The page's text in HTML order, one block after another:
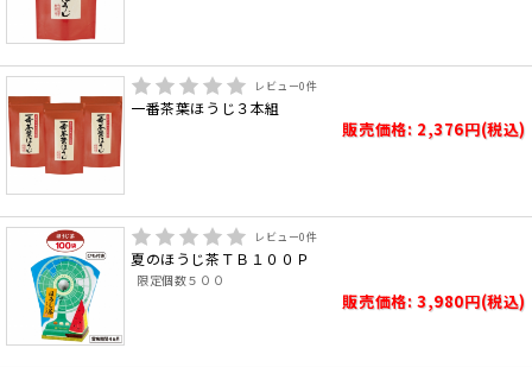
レビュー0件
一番茶葉ほうじ３本組
販売価格: 2,376円(税込)
レビュー0件
夏のほうじ茶ＴＢ１００Ｐ
限定個数５００
販売価格: 3,980円(税込)